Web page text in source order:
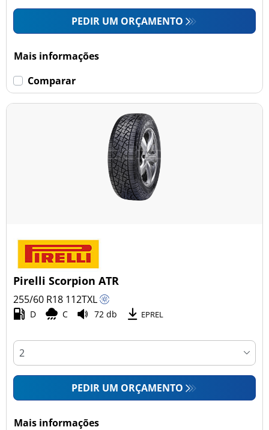
PEDIR UM ORÇAMENTO
Mais informações
Comparar
Pirelli Scorpion ATR
255/60 R18 112TXL
D C 72 db EPREL
PEDIR UM ORÇAMENTO
Mais informações